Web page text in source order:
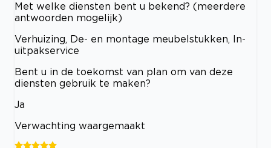
Met welke diensten bent u bekend? (meerdere
antwoorden mogelijk)
Verhuizing, De- en montage meubelstukken, In-
uitpakservice
Bent u in de toekomst van plan om van deze
diensten gebruik te maken?
Ja
Verwachting waargemaakt